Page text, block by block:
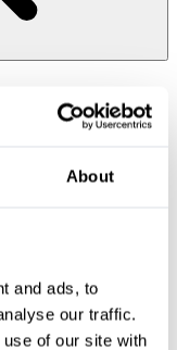
About
and ads, to
our traffic.
of our site with